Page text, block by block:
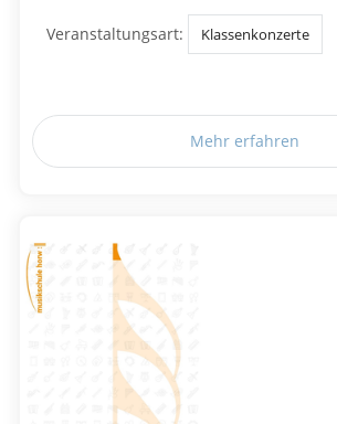
Veranstaltungsart: Klassenkonzerte
Mehr erfahren